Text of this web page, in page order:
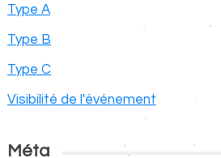
Type A
Type B
Type C
Visibilité de l'événement
Méta